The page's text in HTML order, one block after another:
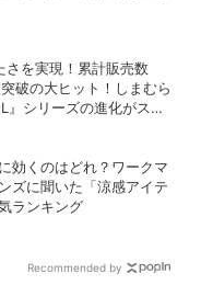
さを実現！累計販売数
破の大ヒット！しまむら
』シリーズの進化がスゴ
効くのはどれ？ワークマ
ズに聞いた「涼感アイテ
ランキング
Recommended by